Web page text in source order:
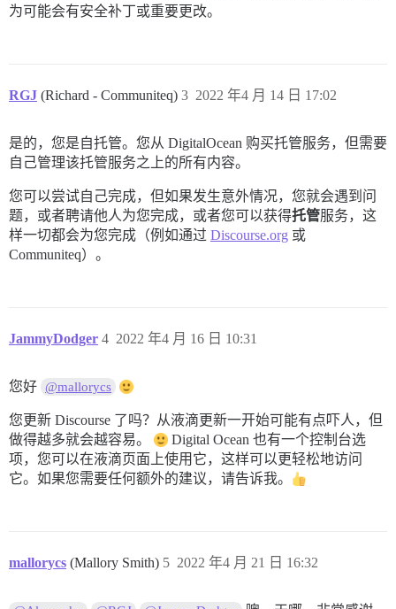
为可能会有安全补丁或重要更改。
RGJ (Richard - Communiteq) 2022 年4 月 14 日 17:02
3
是的，您是自托管。您从 DigitalOcean 购买托管服务，但需要
自己管理该托管服务之上的所有内容。
您可以尝试自己完成，但如果发生意外情况，您就会遇到问
题，或者聘请他人为您完成，或者您可以获得托管服务，这
样一切都会为您完成（例如通过 Discourse.org 或
Communiteq）。
JammyDodger 2022 年4 月 16 日 10:31
4
您好 @mallorycs
您更新 Discourse 了吗？从液滴更新一开始可能有点吓人，但
做得越多就会越容易。
Digital Ocean 也有一个控制台选
项，您可以在液滴页面上使用它，这样可以更轻松地访问
它。如果您需要任何额外的建议，请告诉我。
mallorycs (Mallory Smith) 2022 年4 月 21 日 16:32
5